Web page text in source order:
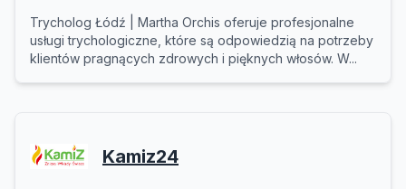
Trycholog Łódź | Martha Orchis oferuje profesjonalne
usługi trychologiczne, które są odpowiedzią na potrzeby
klientów pragnących zdrowych i pięknych włosów. W...
Kamiz24